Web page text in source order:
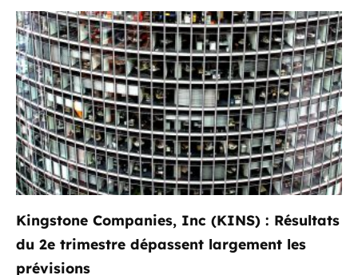
Kingstone Companies, Inc (KINS) : Résultats
du 2e trimestre dépassent largement les
prévisions